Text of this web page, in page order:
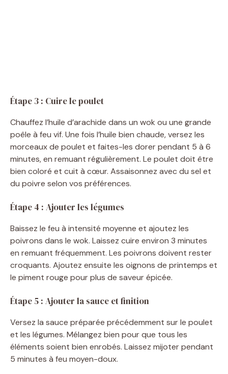
Étape 3 : Cuire le poulet
Chauffez l’huile d’arachide dans un wok ou une grande
poêle à feu vif. Une fois l’huile bien chaude, versez les
morceaux de poulet et faites-les dorer pendant 5 à 6
minutes, en remuant régulièrement. Le poulet doit être
bien coloré et cuit à cœur. Assaisonnez avec du sel et
du poivre selon vos préférences.
Étape 4 : Ajouter les légumes
Baissez le feu à intensité moyenne et ajoutez les
poivrons dans le wok. Laissez cuire environ 3 minutes
en remuant fréquemment. Les poivrons doivent rester
croquants. Ajoutez ensuite les oignons de printemps et
le piment rouge pour plus de saveur épicée.
Étape 5 : Ajouter la sauce et finition
Versez la sauce préparée précédemment sur le poulet
et les légumes. Mélangez bien pour que tous les
éléments soient bien enrobés. Laissez mijoter pendant
5 minutes à feu moyen-doux.